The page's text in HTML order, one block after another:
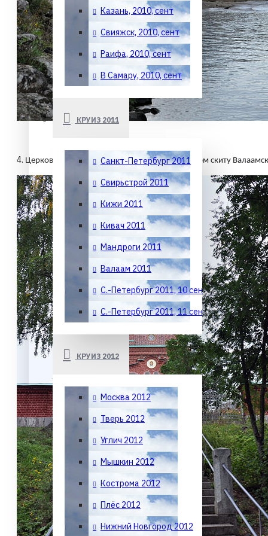
Казань, 2010, сент
Свияжск, 2010, сент
Раифа, 2010, сент
В Самару, 2010, сент
КРУИЗ 2011
Санкт-Петербург 2011
Свирьстрой 2011
Кижи 2011
Кивач 2011
Мандроги 2011
Валаам 2011
С.-Петербург 2011, 10 сент.
С.-Петербург 2011, 11 сент.
КРУИЗ 2012
Москва 2012
Тверь 2012
Углич 2012
Мышкин 2012
Кострома 2012
Плёс 2012
Нижний Новгород 2012
4. Церковь Воскресения Христова в Воскресенском скиту